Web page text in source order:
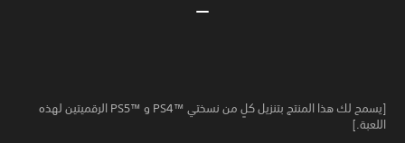
[يسمح لك هذا المنتج بتنزيل كلٍ من نسختي PS4™‎ و PS5™‎ الرقميتين لهذه
اللعبة.]